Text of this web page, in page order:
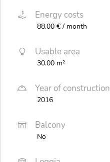
Energy costs
88.00 € / month
Usable area
30.00 m²
Year of construction
2016
Balcony
No